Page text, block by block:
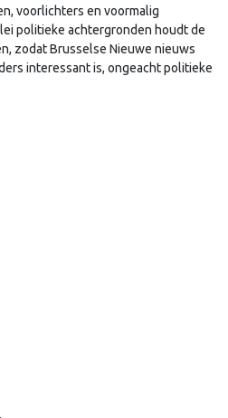
voorlichters en voormalig
politieke achtergronden houdt de
zodat Brusselse Nieuwe nieuws
interessant is, ongeacht politieke